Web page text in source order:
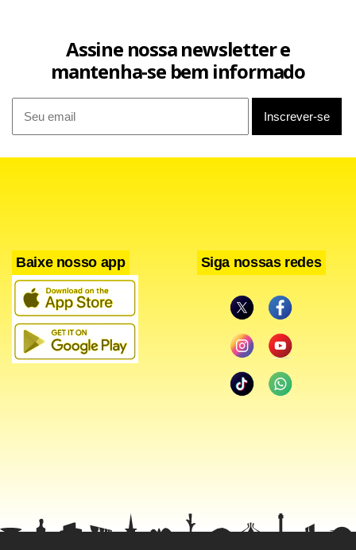
Apesar de nunca ter mergulhado de cabeça no ramo da
Facebook
WhatsApp
LinkedIn Telegram
Share
Assine nossa newsletter e
mantenha-se bem informado
Baixe nosso app Siga nossas redes